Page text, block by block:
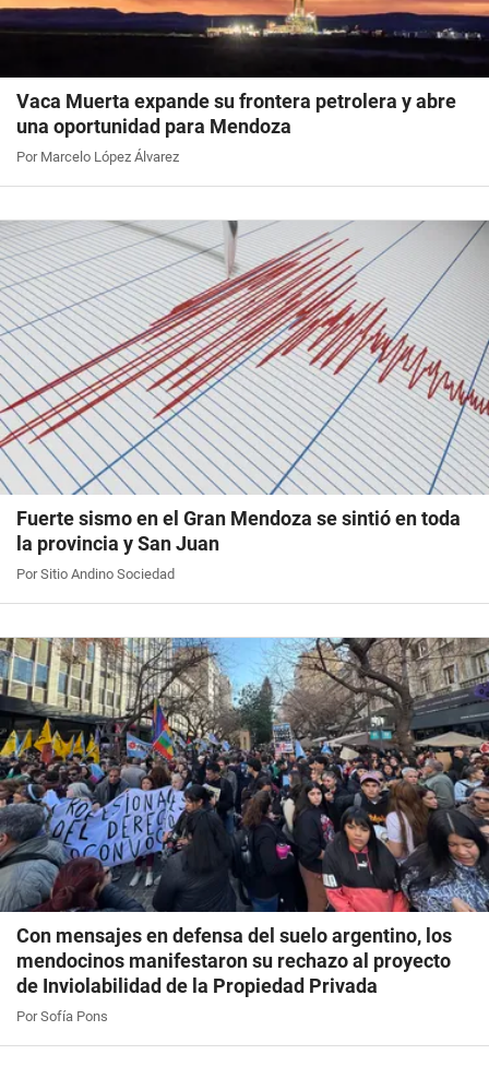
Vaca Muerta expande su frontera petrolera y abre
una oportunidad para Mendoza
Por Marcelo López Álvarez
Fuerte sismo en el Gran Mendoza se sintió en toda
la provincia y San Juan
Por Sitio Andino Sociedad
Con mensajes en defensa del suelo argentino, los
mendocinos manifestaron su rechazo al proyecto
de Inviolabilidad de la Propiedad Privada
Por Sofía Pons